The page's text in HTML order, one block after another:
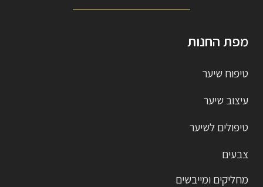
מפת החנות
טיפוח שיער
עיצוב שיער
טיפולים לשיער
צבעים
מחליקים ומייבשים